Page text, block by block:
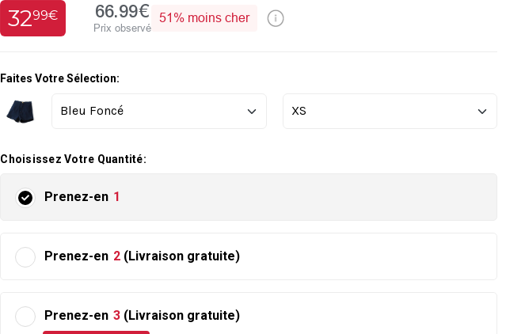
3299€ 66.99€
Prix observé
51% moins cher
Faites Votre Sélection:
Choisissez Votre Quantité:
Prenez-en 1
Prenez-en 2 (Livraison gratuite)
Prenez-en 3 (Livraison gratuite)